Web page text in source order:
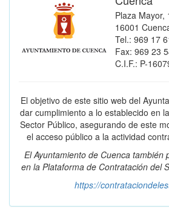
Plaza Mayor,
16001
Tel.: 969 17
Fax: 969 23
C.I.F.: P-
El objetivo de este sitio web del
dar cumplimiento a lo establecido en
Sector Público, asegurando de este
el acceso público a la actividad
El Ayuntamiento de Cuenca también
en la Plataforma de Contratación del
https://